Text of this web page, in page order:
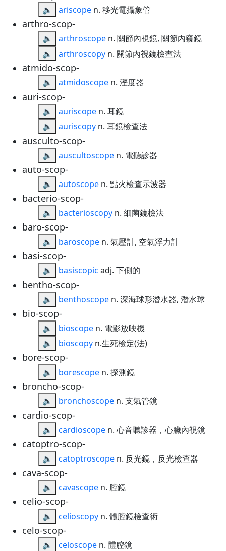
🔈 ariscope n. 移光電攝象管
arthro-scop-
🔈 arthroscope n. 關節內視鏡, 關節內窺鏡
🔈
arthroscopy n. 關節內視鏡檢查法
atmido-scop-
🔈 atmidoscope n. 溼度器
auri-scop-
🔈 auriscope n. 耳鏡
🔈
auriscopy n. 耳鏡檢查法
ausculto-scop-
🔈 auscultoscope n. 電聽診器
auto-scop-
🔈 autoscope n. 點火檢查示波器
bacterio-scop-
🔈 bacterioscopy n. 細菌鏡檢法
baro-scop-
🔈 baroscope n. 氣壓計, 空氣浮力計
basi-scop-
🔈 basiscopic adj. 下側的
bentho-scop-
🔈 benthoscope n. 深海球形潛水器, 潛水球
bio-scop-
🔈 bioscope n. 電影放映機
🔈
bioscopy n.生死檢定(法)
bore-scop-
🔈 borescope n. 探測鏡
broncho-scop-
🔈 bronchoscope n. 支氣管鏡
cardio-scop-
🔈 cardioscope n. 心音聽診器，心臟內視鏡
catoptro-scop-
🔈 catoptroscope n. 反光鏡，反光檢查器
cava-scop-
🔈 cavascope n. 腔鏡
celio-scop-
🔈 celioscopy n. 體腔鏡檢查術
celo-scop-
🔈 celoscope n. 體腔鏡